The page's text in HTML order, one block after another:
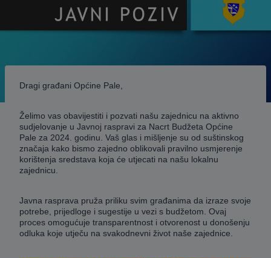
Dragi građani Općine Pale,
Želimo vas obavijestiti i pozvati našu zajednicu na aktivno
sudjelovanje u Javnoj raspravi za Nacrt Budžeta Općine
Pale za 2024. godinu. Vaš glas i mišljenje su od suštinskog
značaja kako bismo zajedno oblikovali pravilno usmjerenje
korištenja sredstava koja će utjecati na našu lokalnu
zajednicu.
Javna rasprava pruža priliku svim građanima da izraze svoje
potrebe, prijedloge i sugestije u vezi s budžetom. Ovaj
proces omogućuje transparentnost i otvorenost u donošenju
odluka koje utječu na svakodnevni život naše zajednice.